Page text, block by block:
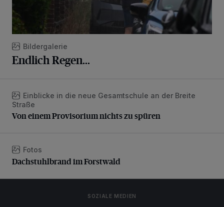
Bildergalerie
Endlich Regen...
Von einem Provisorium nichts zu spüren
Einblicke in die neue Gesamtschule an der Breite
Straße
Von einem Provisorium nichts zu spüren
Dachstuhlbrand im Forstwald
Fotos
Dachstuhlbrand im Forstwald
SOZIALE MEDIEN